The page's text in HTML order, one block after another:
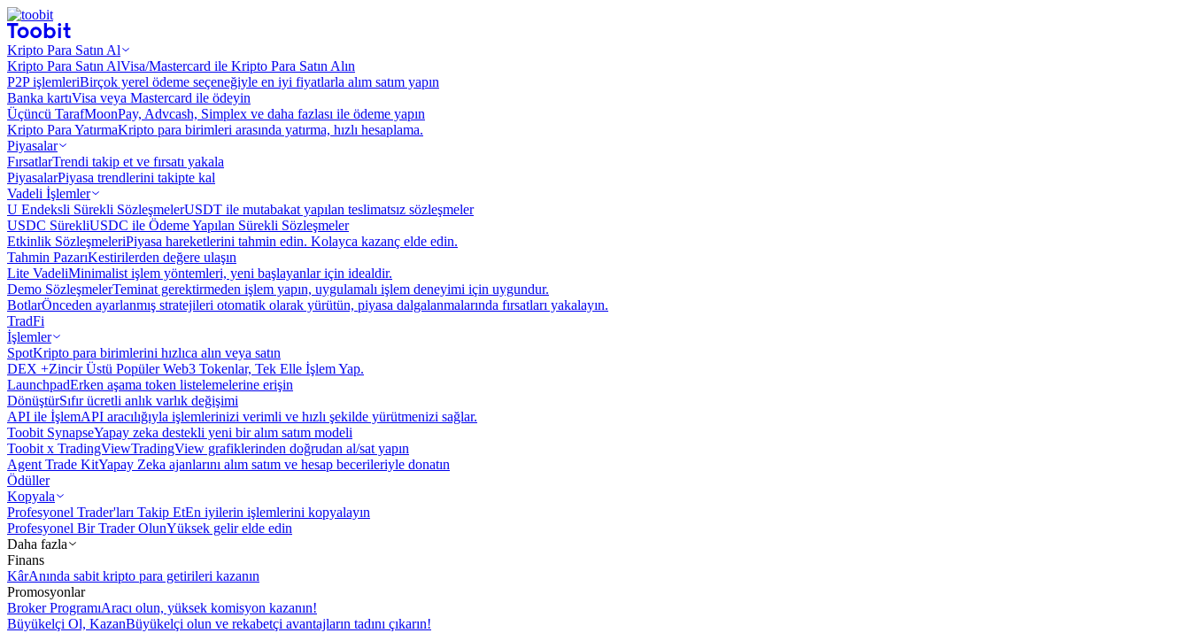
Kripto Para Satın Al
Kripto Para Satın AlVisa/Mastercard ile Kripto Para Satın Alın
P2P işlemleriBirçok yerel ödeme seçeneğiyle en iyi fiyatlarla alım satım yapın
Banka kartıVisa veya Mastercard ile ödeyin
Üçüncü TarafMoonPay, Advcash, Simplex ve daha fazlası ile ödeme yapın
Kripto Para YatırmaKripto para birimleri arasında yatırma, hızlı hesaplama.
Piyasalar
FırsatlarTrendi takip et ve fırsatı yakala
PiyasalarPiyasa trendlerini takipte kal
Vadeli İşlemler
U Endeksli Sürekli SözleşmelerUSDT ile mutabakat yapılan teslimatsız sözleşmeler
USDC SürekliUSDC ile Ödeme Yapılan Sürekli Sözleşmeler
Etkinlik SözleşmeleriPiyasa hareketlerini tahmin edin. Kolayca kazanç elde edin.
Tahmin PazarıKestirilerden değere ulaşın
Lite VadeliMinimalist işlem yöntemleri, yeni başlayanlar için idealdir.
Demo SözleşmelerTeminat gerektirmeden işlem yapın, uygulamalı işlem deneyimi için uygundur.
BotlarÖnceden ayarlanmış stratejileri otomatik olarak yürütün, piyasa dalgalanmalarında fırsatları yakalayın.
TradFi
İşlemler
SpotKripto para birimlerini hızlıca alın veya satın
DEX +Zincir Üstü Popüler Web3 Tokenlar, Tek Elle İşlem Yap.
LaunchpadErken aşama token listelemelerine erişin
DönüştürSıfır ücretli anlık varlık değişimi
API ile İşlemAPI aracılığıyla işlemlerinizi verimli ve hızlı şekilde yürütmenizi sağlar.
Toobit SynapseYapay zeka destekli yeni bir alım satım modeli
Toobit x TradingViewTradingView grafiklerinden doğrudan al/sat yapın
Agent Trade KitYapay Zeka ajanlarını alım satım ve hesap becerileriyle donatın
Ödüller
Kopyala
Profesyonel Trader'ları Takip EtEn iyilerin işlemlerini kopyalayın
Profesyonel Bir Trader OlunYüksek gelir elde edin
Daha fazla
Finans
KârAnında sabit kripto para getirileri kazanın
Promosyonlar
Broker ProgramıAracı olun, yüksek komisyon kazanın!
Büyükelçi Ol, KazanBüyükelçi olun ve rekabetçi avantajların tadını çıkarın!